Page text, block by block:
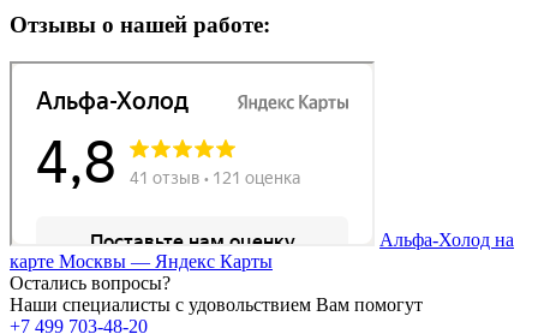
Отзывы о нашей работе:
Альфа-Холод на
карте Москвы — Яндекс Карты
Остались вопросы?
Наши специалисты с удовольствием Вам помогут
+7 499 703-48-20